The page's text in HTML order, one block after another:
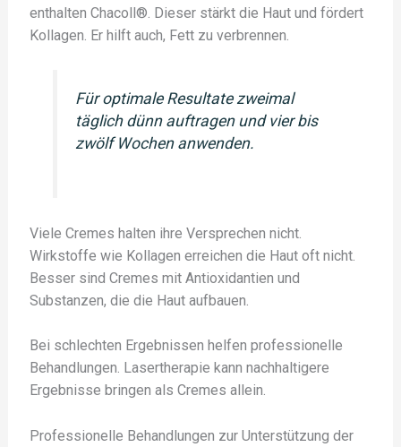
enthalten Chacoll®. Dieser stärkt die Haut und fördert
Kollagen. Er hilft auch, Fett zu verbrennen.
Für optimale Resultate zweimal
täglich dünn auftragen und vier bis
zwölf Wochen anwenden.
Viele Cremes halten ihre Versprechen nicht.
Wirkstoffe wie Kollagen erreichen die Haut oft nicht.
Besser sind Cremes mit Antioxidantien und
Substanzen, die die Haut aufbauen.
Bei schlechten Ergebnissen helfen professionelle
Behandlungen. Lasertherapie kann nachhaltigere
Ergebnisse bringen als Cremes allein.
Professionelle Behandlungen zur Unterstützung der